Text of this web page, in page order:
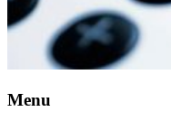
Menu